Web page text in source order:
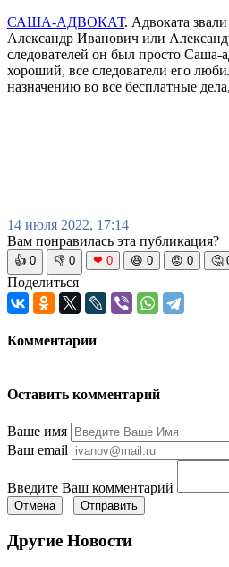
САША-АДВОКАТ. Адвоката
Александр Иванович или
следователей он был просто Саша-
хороший, все следователи его
назначению во все бесплатные
14 июля 2022, 17:14
Вам понравилась эта публикация?
👍 0 👎 0 ❤ 0 😆 0 😡 0 🤔
Поделиться
Комментарии
Оставить комментарий
Ваше имя
Ваш email
Введите Ваш комментарий
Отмена Отправить
Другие Новости